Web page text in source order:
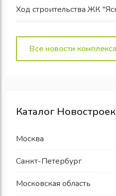
Ход строительства ЖК
Все новости комплекса
Каталог Новостроек
Москва
Санкт-Петербург
Московская область